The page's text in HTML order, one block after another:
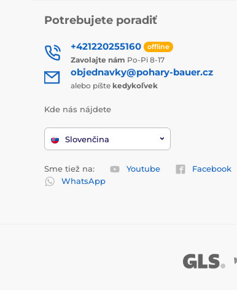
Potrebujete poradiť
+421220255160 offline
Zavolajte nám Po-Pi 8-17
objednavky@pohary-bauer.cz
alebo píšte kedykoľvek
Kde nás nájdete
Slovenčina
Sme tiež na: Youtube Facebook
WhatsApp